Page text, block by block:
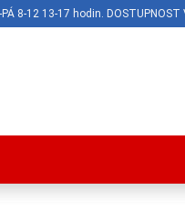
8-12 13-17 hodin. DOSTUPNOST